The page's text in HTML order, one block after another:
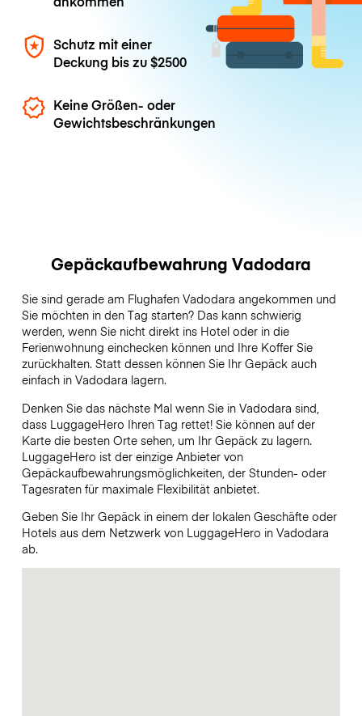
Schutz mit einer
Deckung bis zu$2500
Keine Größen- oder
Gewichtsbeschränkungen
Gepäckaufbewahrung Vadodara
Sie sind gerade am Flughafen Vadodara angekommen und
Sie möchten in den Tag starten? Das kann schwierig
werden, wenn Sie nicht direkt ins Hotel oder in die
Ferienwohnung einchecken können und Ihre Koffer Sie
zurückhalten. Statt dessen können Sie Ihr Gepäck auch
einfach in Vadodara lagern.
Denken Sie das nächste Mal wenn Sie in Vadodara sind,
dass LuggageHero Ihren Tag rettet! Sie können auf der
Karte die besten Orte sehen, um Ihr Gepäck zu lagern.
LuggageHero ist der einzige Anbieter von
Gepäckaufbewahrungsmöglichkeiten, der Stunden- oder
Tagesraten für maximale Flexibilität anbietet.
Geben Sie Ihr Gepäck in einem der lokalen Geschäfte oder
Hotels aus dem Netzwerk von LuggageHero in Vadodara
ab.